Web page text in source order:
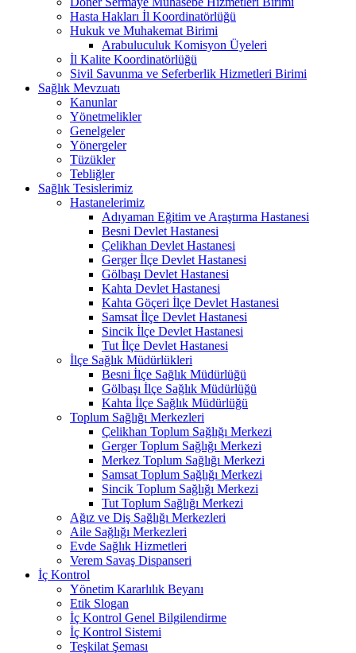
Hasta Hakları İl Koordinatörlüğü
Hukuk ve Muhakemat Birimi
Arabuluculuk Komisyon Üyeleri
İl Kalite Koordinatörlüğü
Sivil Savunma ve Seferberlik Hizmetleri Birimi
Sağlık Mevzuatı
Kanunlar
Yönetmelikler
Genelgeler
Yönergeler
Tüzükler
Tebliğler
Sağlık Tesislerimiz
Hastanelerimiz
Adıyaman Eğitim ve Araştırma Hastanesi
Besni Devlet Hastanesi
Çelikhan Devlet Hastanesi
Gerger İlçe Devlet Hastanesi
Gölbaşı Devlet Hastanesi
Kahta Devlet Hastanesi
Kahta Göçeri İlçe Devlet Hastanesi
Samsat İlçe Devlet Hastanesi
Sincik İlçe Devlet Hastanesi
Tut İlçe Devlet Hastanesi
İlçe Sağlık Müdürlükleri
Besni İlçe Sağlık Müdürlüğü
Gölbaşı İlçe Sağlık Müdürlüğü
Kahta İlçe Sağlık Müdürlüğü
Toplum Sağlığı Merkezleri
Çelikhan Toplum Sağlığı Merkezi
Gerger Toplum Sağlığı Merkezi
Merkez Toplum Sağlığı Merkezi
Samsat Toplum Sağlığı Merkezi
Sincik Toplum Sağlığı Merkezi
Tut Toplum Sağlığı Merkezi
Ağız ve Diş Sağlığı Merkezleri
Aile Sağlığı Merkezleri
Evde Sağlık Hizmetleri
Verem Savaş Dispanseri
İç Kontrol
Yönetim Kararlılık Beyanı
Etik Slogan
İç Kontrol Genel Bilgilendirme
İç Kontrol Sistemi
Teşkilat Şeması